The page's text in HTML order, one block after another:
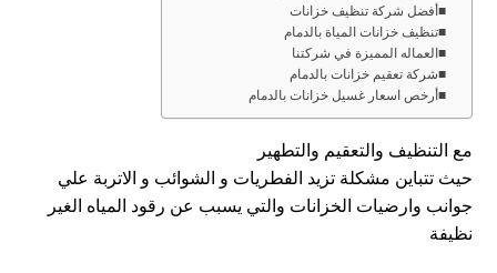
أفضل شركة تنظيف خزانات
تنظيف خزانات المياة بالدمام
العماله المميزة في شركتنا
شركة تعقيم خزانات بالدمام
أرخص اسعار غسيل خزانات بالدمام
مع التنظيف والتعقيم والتطهير
حيث تتباين مشكلة تزيد الفطريات و الشوائب و الاتربة علي
جوانب وارضيات الخزانات والتي يسبب عن رقود المياه الغير
نظيفة